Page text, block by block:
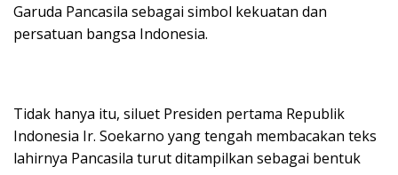
Garuda Pancasila sebagai simbol kekuatan dan
persatuan bangsa Indonesia.
Tidak hanya itu, siluet Presiden pertama Republik
Indonesia Ir. Soekarno yang tengah membacakan teks
lahirnya Pancasila turut ditampilkan sebagai bentuk